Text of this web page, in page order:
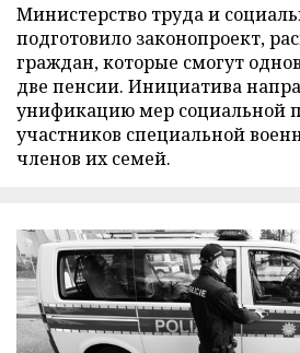
Министерство труда и
подготовило законопроект,
граждан, которые смогут
две пенсии. Инициатива
унификацию мер социальной
участников специальной
членов их семей.